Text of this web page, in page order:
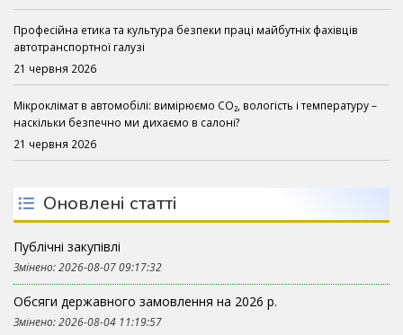
Професійна етика та культура безпеки праці майбутніх фахівців
автотранспортної галузі
21 червня 2026
Мікроклімат в автомобілі: вимірюємо CO₂, вологість і температуру –
наскільки безпечно ми дихаємо в салоні?
21 червня 2026
Оновлені статті
Публічні закупівлі
Змінено: 2026-08-07 09:17:32
Обсяги державного замовлення на 2026 р.
Змінено: 2026-08-04 11:19:57